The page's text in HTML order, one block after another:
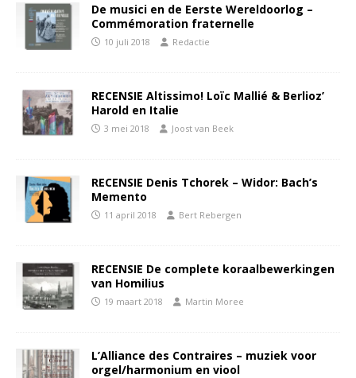
De musici en de Eerste Wereldoorlog –
Commémoration fraternelle
10 juli 2018 Redactie
RECENSIE Altissimo! Loïc Mallié & Berlioz’
Harold en Italie
3 mei 2018 Joost van Beek
RECENSIE Denis Tchorek – Widor: Bach’s
Memento
11 april 2018 Bert Rebergen
RECENSIE De complete koraalbewerkingen
van Homilius
19 maart 2018 Martin Moree
L’Alliance des Contraires – muziek voor
orgel/harmonium en viool